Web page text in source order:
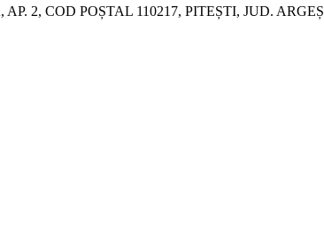
2, COD POȘTAL 110217, PITEȘTI, JUD. ARGEȘ